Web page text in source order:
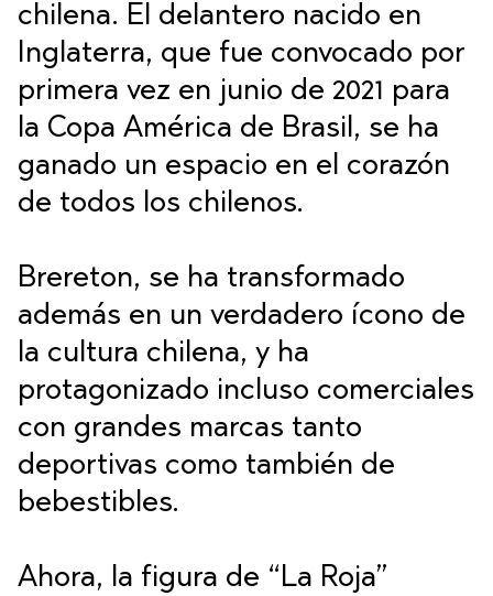
chilena. El delantero nacido en
Inglaterra, que fue convocado por
primera vez en junio de 2021 para
la Copa América de Brasil, se ha
ganado un espacio en el corazón
de todos los chilenos.
Brereton, se ha transformado
además en un verdadero ícono de
la cultura chilena, y ha
protagonizado incluso comerciales
con grandes marcas tanto
deportivas como también de
bebestibles.
Ahora, la figura de “La Roja”